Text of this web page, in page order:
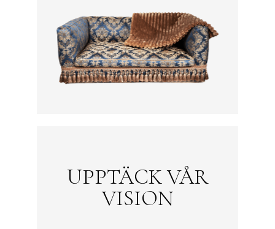
UPPTÄCK VÅR
VISION